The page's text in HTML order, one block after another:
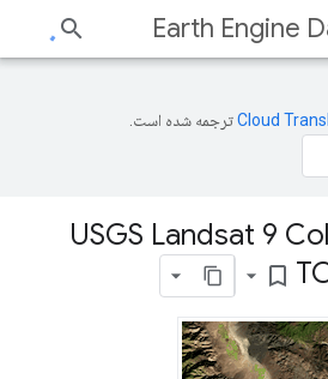
Earth Engine
ترجمه شده است.
USGS Landsat 9
bookmark_border